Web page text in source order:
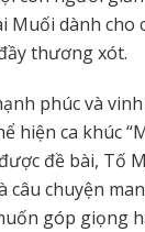
Muối dành
thương xót.
phúc và
hiện ca khúc
đề bài, Tố
câu chuyện
góp giọng